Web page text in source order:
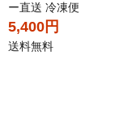
ー直送 冷凍便
5,400円
送料無料